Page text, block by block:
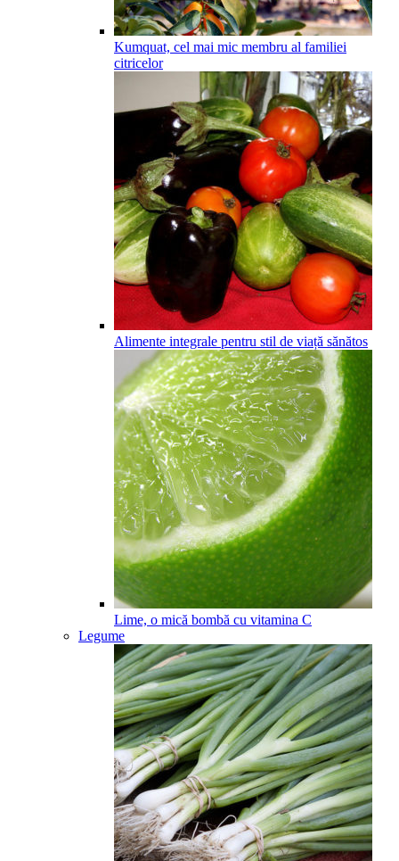
Kumquat, cel mai mic membru al familiei
citricelor
Alimente integrale pentru stil de viață sănătos
Lime, o mică bombă cu vitamina C
Legume